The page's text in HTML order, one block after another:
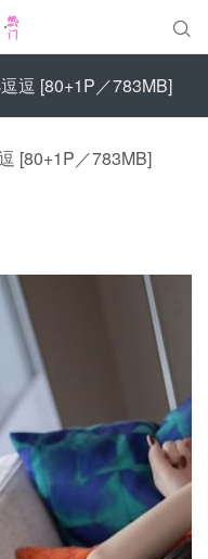

逗 [80+1P／783MB]
[80+1P／783MB]